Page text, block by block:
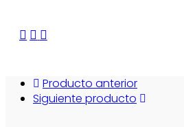
Producto anterior
Siguiente producto